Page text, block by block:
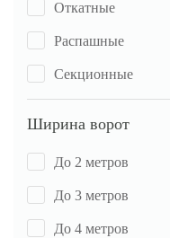
Откатные
Распашные
Секционные
Ширина ворот
До 2 метров
До 3 метров
До 4 метров